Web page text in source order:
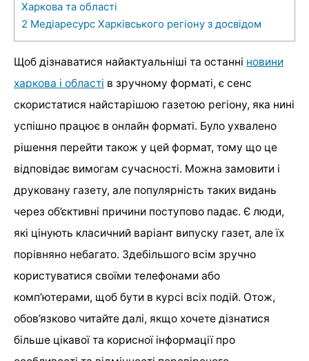
Харкова та області
2 Медіаресурс Харківського регіону з досвідом
Щоб дізнаватися найактуальніші та останні новини
харкова і області в зручному форматі, є сенс
скористатися найстарішою газетою регіону, яка нині
успішно працює в онлайн форматі. Було ухвалено
рішення перейти також у цей формат, тому що це
відповідає вимогам сучасності. Можна замовити і
друковану газету, але популярність таких видань
через об’єктивні причини поступово падає. Є люди,
які цінують класичний варіант випуску газет, але їх
порівняно небагато. Здебільшого всім зручно
користуватися своїми телефонами або
комп’ютерами, щоб бути в курсі всіх подій. Отож,
обов’язково читайте далі, якщо хочете дізнатися
більше цікавої та корисної інформації про